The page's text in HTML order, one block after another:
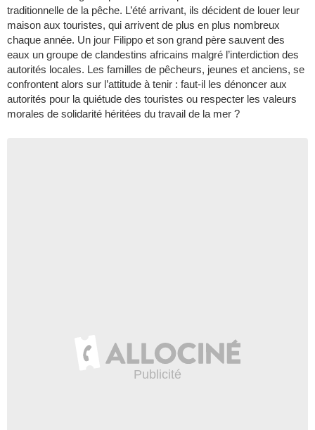
traditionnelle de la pêche. L’été arrivant, ils décident de louer leur
maison aux touristes, qui arrivent de plus en plus nombreux
chaque année. Un jour Filippo et son grand père sauvent des
eaux un groupe de clandestins africains malgré l’interdiction des
autorités locales. Les familles de pêcheurs, jeunes et anciens, se
confrontent alors sur l’attitude à tenir : faut-il les dénoncer aux
autorités pour la quiétude des touristes ou respecter les valeurs
morales de solidarité héritées du travail de la mer ?